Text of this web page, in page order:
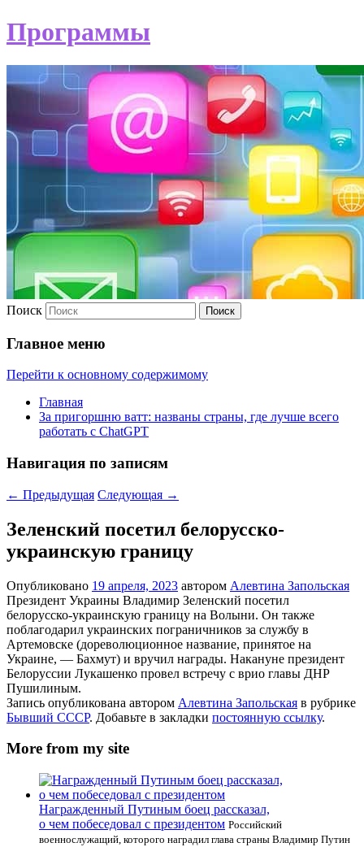
Программы
Поиск
Главное меню
Перейти к основному содержимому
Главная
За пригоршню ватт: названы страны, где лучше всего
работать с ChatGPT
Навигация по записям
← Предыдущая Следующая →
Зеленский посетил белорусско-
украинскую границу
Опубликовано 19 апреля, 2023 автором Алевтина Запольская
Президент Украины Владимир Зеленский посетил
белорусско-украинскую границу на Волыни. Он также
поблагодарил украинских пограничников за службу в
Артемовске (дореволюционное название, принятое на
Украине, — Бахмут) и вручил награды. Накануне президент
Белоруссии Лукашенко провел встречу с врио главы ДНР
Пушилиным.
Запись опубликована автором Алевтина Запольская в рубрике
Бывший СССР. Добавьте в закладки постоянную ссылку.
More from my site
Награжденный Путиным боец рассказал,
о чем побеседовал с президентом Российский
военнослужащий, которого наградил глава страны Владимир Путин